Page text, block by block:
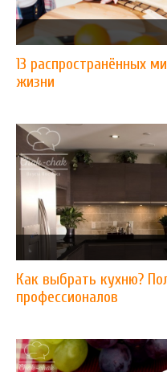
13 распространённых
жизни
Как выбрать кухню?
профессионалов